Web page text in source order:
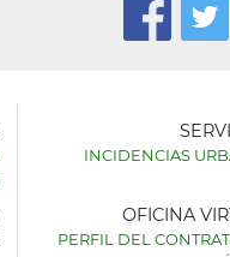
INCIDENCIAS
OFICINA
PERFIL DEL